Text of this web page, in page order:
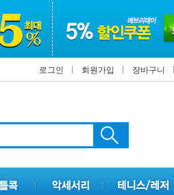
로그인 회원가입 장바구니